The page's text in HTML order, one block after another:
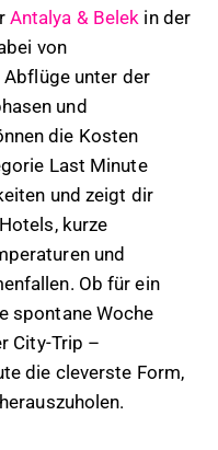
Antalya & Belek in der
von
unter der
und
die Kosten
Last Minute
und zeigt dir
kurze
und
Ob für ein
spontane Woche
City-Trip –
die cleverste Form,